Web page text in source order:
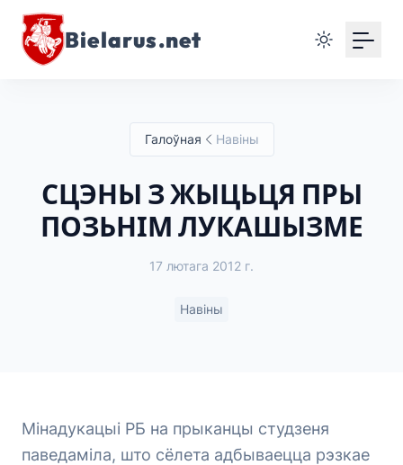
Bielarus.net
Галоўная Навіны
СЦЭНЫ З ЖЫЦЬЦЯ ПРЫ
ПОЗЬНІМ ЛУКАШЫЗМЕ
17 лютага 2012 г.
Навіны
Мінадукацыі РБ на прыканцы студзеня
паведаміла, што сёлета адбываецца рэзкае